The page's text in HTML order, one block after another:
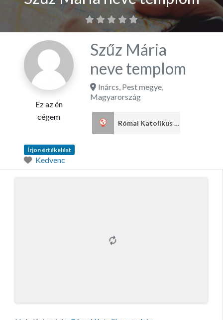
Ez az én
cégem
Szűz Mária
neve templom
Inárcs, Pest megye,
Magyarország
Római Katolikus egyház
Írjon értékelést
Kedvenc